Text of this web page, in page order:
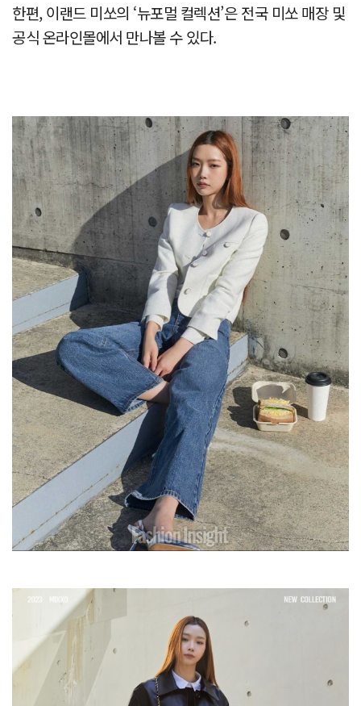
한편, 이랜드 미쏘의 ‘뉴포멀 컬렉션’은 전국 미쏘 매장 및
공식 온라인몰에서 만나볼 수 있다.